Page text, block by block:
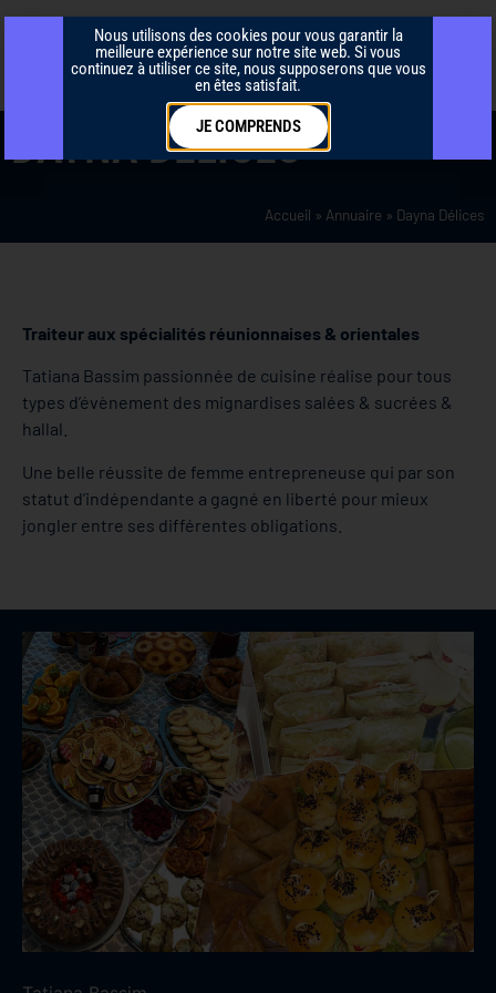
DAYNA DÉLICES
Accueil » Annuaire » Dayna Délices
Traiteur aux spécialités réunionnaises & orientales
Tatiana Bassim passionnée de cuisine réalise pour tous
types d’évènement des mignardises salées & sucrées &
hallal.
Une belle réussite de femme entrepreneuse qui par son
statut d’indépendante a gagné en liberté pour mieux
jongler entre ses différentes obligations.
Nous utilisons des cookies pour vous garantir la
meilleure expérience sur notre site web. Si vous
continuez à utiliser ce site, nous supposerons que vous
en êtes satisfait.
JE COMPRENDS